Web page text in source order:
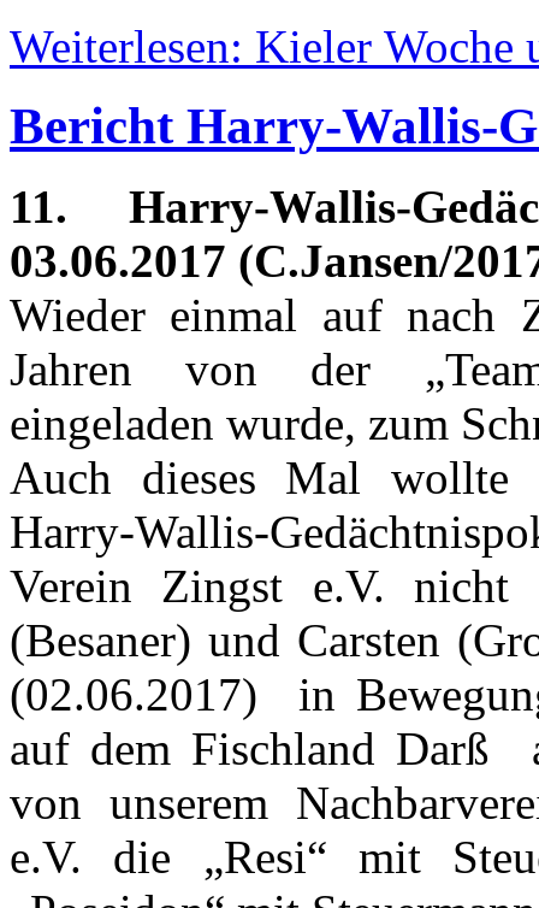
Weiterlesen: Kieler
Bericht Harry-Wallis-
11. Harry-Wallis-
03.06.2017 (C.Jansen/
Wieder einmal auf nach
Jahren von der
eingeladen wurde, zum
Auch dieses Mal wollte
Harry-Wallis-
Verein Zingst e.V. nicht
(Besaner) und Carsten
(02.06.2017) in
auf dem Fischland Darß
von unserem
e.V. die „Resi“ mit